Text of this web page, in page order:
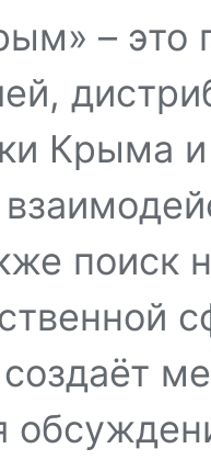
– это
Крыма
поиск